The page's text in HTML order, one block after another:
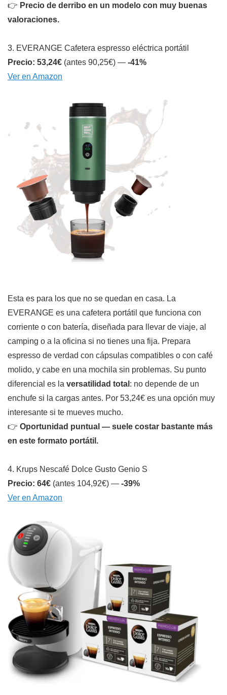
👉 Precio de derribo en un modelo con muy buenas
valoraciones.
3. EVERANGE Cafetera espresso eléctrica portátil
Precio: 53,24€ (antes 90,25€) — -41%
Ver en Amazon
Esta es para los que no se quedan en casa. La
EVERANGE es una cafetera portátil que funciona con
corriente o con batería, diseñada para llevar de viaje, al
camping o a la oficina si no tienes una fija. Prepara
espresso de verdad con cápsulas compatibles o con café
molido, y cabe en una mochila sin problemas. Su punto
diferencial es la versatilidad total : no depende de un
enchufe si la cargas antes. Por 53,24€ es una opción muy
interesante si te mueves mucho.
👉 Oportunidad puntual — suele costar bastante más
en este formato portátil.
4. Krups Nescafé Dolce Gusto Genio S
Precio: 64€ (antes 104,92€) — -39%
Ver en Amazon